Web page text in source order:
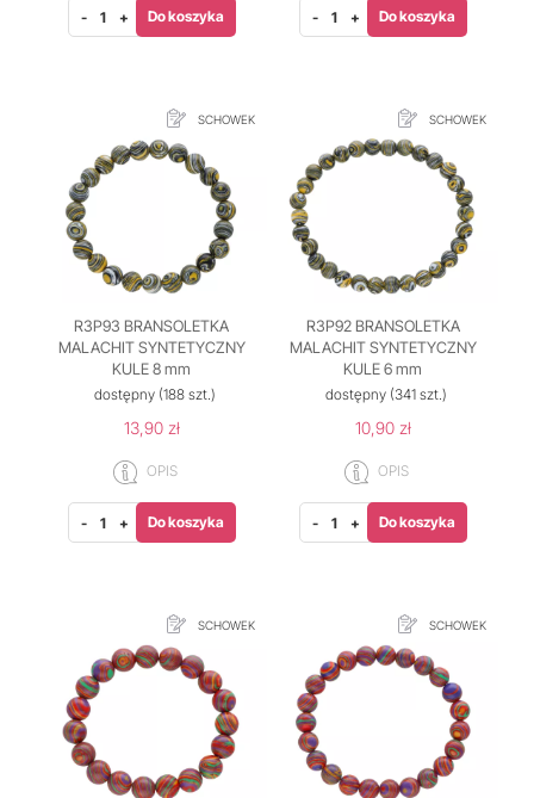
- + Do koszyka - + Do koszyka
SCHOWEK
R3P93 BRANSOLETKA
MALACHIT SYNTETYCZNY
KULE 8 mm
dostępny(188 szt.)
13,90 zł
OPIS
- + Do koszyka
SCHOWEK
R3P92 BRANSOLETKA
MALACHIT SYNTETYCZNY
KULE 6 mm
dostępny(341 szt.)
10,90 zł
OPIS
- + Do koszyka
SCHOWEK SCHOWEK